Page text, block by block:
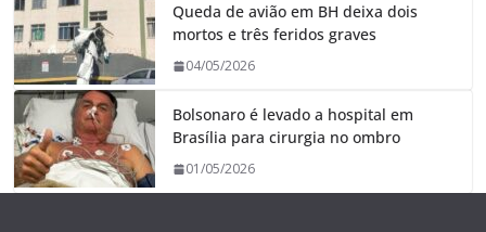
Queda de avião em BH deixa dois
mortos e três feridos graves
04/05/2026
Bolsonaro é levado a hospital em
Brasília para cirurgia no ombro
01/05/2026